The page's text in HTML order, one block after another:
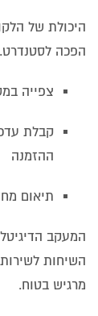
היכולת של
הפכה
צפייה
ההזמנה
תיאום
המעקב
השיחות
מרגיש בטוח.